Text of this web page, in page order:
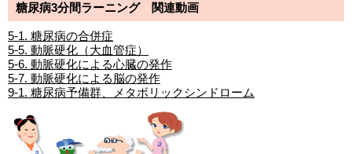
糖尿病3分間ラーニング 関連動画
5-1. 糖尿病の合併症
5-5. 動脈硬化（大血管症）
5-6. 動脈硬化による心臓の発作
5-7. 動脈硬化による脳の発作
9-1. 糖尿病予備群、メタボリックシンドローム